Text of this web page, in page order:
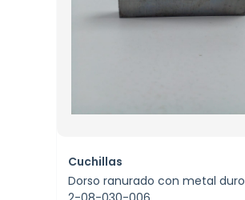
Cuchillas
Dorso ranurado con metal duro